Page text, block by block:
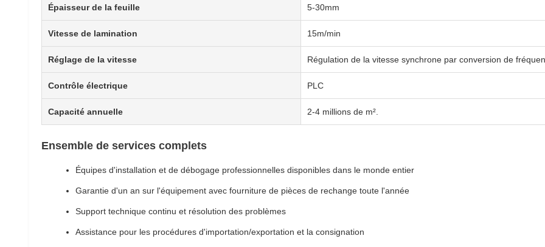
Épaisseur de la feuille 5-30mm
Vitesse de lamination 15m/min
Réglage de la vitesse Régulation de la vitesse synchrone par conversion de
Contrôle électrique PLC
Capacité annuelle 2-4 millions de m².
Ensemble de services complets
Équipes d'installation et de débogage professionnelles disponibles dans le monde entier
Garantie d'un an sur l'équipement avec fourniture de pièces de rechange toute l'année
Support technique continu et résolution des problèmes
Assistance pour les procédures d'importation/exportation et la consignation